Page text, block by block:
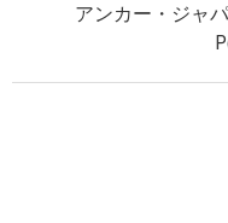
アンカー・ジャ